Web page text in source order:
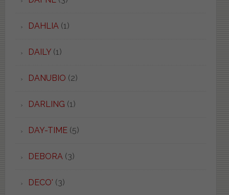
DAHLIA (1)
DAILY(1)
DANUBIO (2)
DARLING (1)
DAY-TIME(5)
DEBORA (3)
DECO' (3)